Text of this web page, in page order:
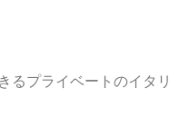
るプライベートのイタリ